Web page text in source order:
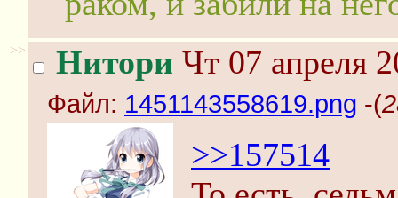
>> Нитори Чт 07 апреля
Файл: 1451143558619.png -(
>>157514